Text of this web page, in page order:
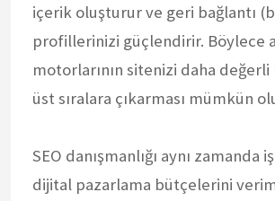
içerik oluşturur ve geri bağlantı
profillerinizi güçlendirir. Böylece
motorlarının sitenizi daha değerli
üst sıralara çıkarması mümkün
SEO danışmanlığı aynı zamanda
dijital pazarlama bütçelerini